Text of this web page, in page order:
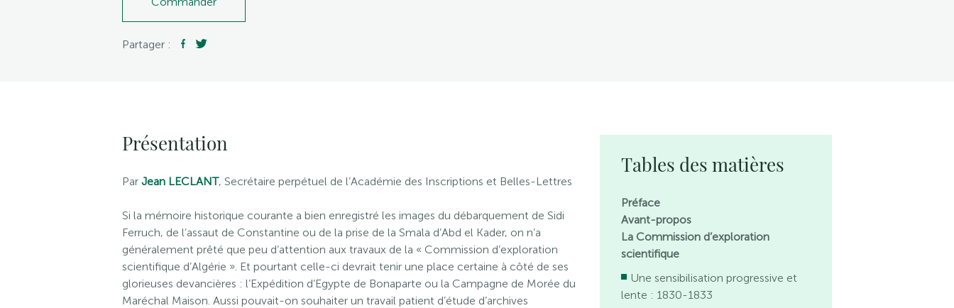
Partager :
Présentation
Par Jean LECLANT, Secrétaire perpétuel de l’Académie des Inscriptions et Belles-Lettres
Si la mémoire historique courante a bien enregistré les images du débarquement de Sidi
Ferruch, de l’assaut de Constantine ou de la prise de la Smala d’Abd el Kader, on n’a
généralement prêté que peu d’attention aux travaux de la « Commission d’exploration
scientifique d’Algérie ». Et pourtant celle-ci devrait tenir une place certaine à côté de ses
glorieuses devancières : l’Expédition d’Egypte de Bonaparte ou la Campagne de Morée du
Maréchal Maison. Aussi pouvait-on souhaiter un travail patient d’étude d’archives
Tables des matières
Préface
Avant-propos
La Commission d’exploration
scientifique
Une sensibilisation progressive et
lente : 1830-1833